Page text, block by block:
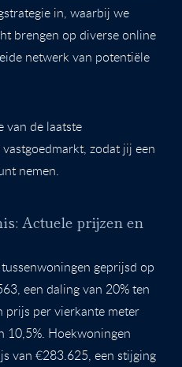
in, waarbij we
brengen op diverse online
netwerk van potentiële
van de laatste
zodat jij een
nemen.
Actuele prijzen en
geprijsd op
een daling van 20% ten
prijs per vierkante meter
10,5%. Hoekwoningen
van €283.625, een stijging